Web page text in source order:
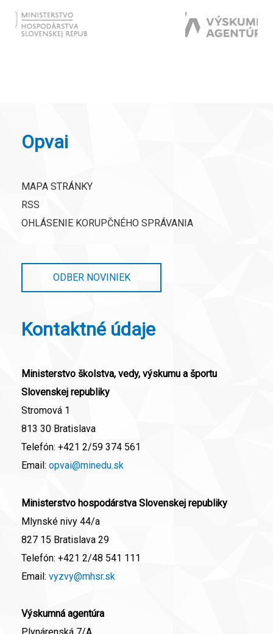
Opvai
MAPA STRÁNKY
RSS
OHLÁSENIE KORUPČNÉHO SPRÁVANIA
ODBER NOVINIEK
Kontaktné údaje
Ministerstvo školstva, vedy, výskumu a športu
Slovenskej republiky
Stromová 1
813 30 Bratislava
Telefón: +421 2/59 374 561
Email: opvai@minedu.sk
Ministerstvo hospodárstva Slovenskej republiky
Mlynské nivy 44/a
827 15 Bratislava 29
Telefón: +421 2/48 541 111
Email: vyzvy@mhsr.sk
Výskumná agentúra